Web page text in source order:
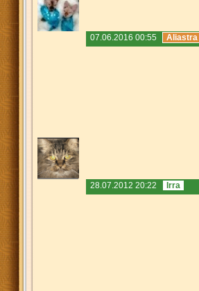
07.06.2016 00:55 Aliastra
28.07.2012 20:22 Irra